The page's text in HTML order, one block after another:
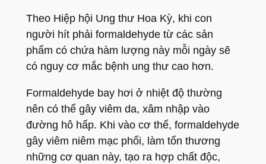
Theo Hiệp hội Ung thư Hoa Kỳ, khi con
người hít phải formaldehyde từ các sản
phẩm có chứa hàm lượng này mỗi ngày sẽ
có nguy cơ mắc bệnh ung thư cao hơn.
Formaldehyde bay hơi ở nhiệt độ thường
nên có thể gây viêm da, xâm nhập vào
đường hô hấp. Khi vào cơ thể, formaldehyde
gây viêm niêm mạc phổi, làm tổn thương
những cơ quan này, tạo ra hợp chất độc,